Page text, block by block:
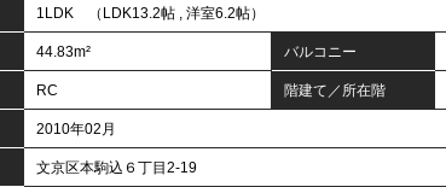
1LDK （LDK13.2帖 , 洋室6.2帖）
44.83m² バルコニー
RC 階建て／所在階
2010年02月
文京区本駒込６丁目2-19